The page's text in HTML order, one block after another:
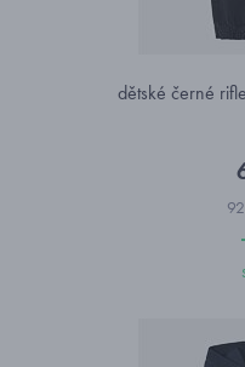
dětské černé
92